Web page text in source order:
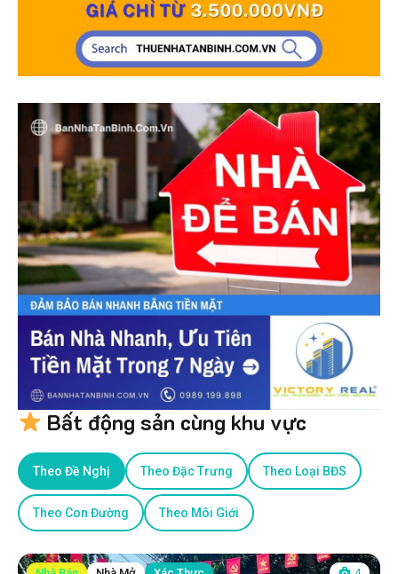
Bất động sản cùng khu vực
Theo Đề Nghị Theo Đặc Trưng Theo Loại BĐS
Theo Con Đường Theo Môi Giới